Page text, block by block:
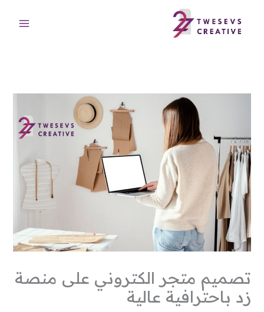
تصميم متجر الكتروني على منصة
زد باحترافية عالية